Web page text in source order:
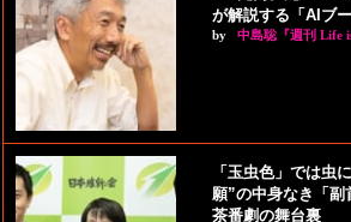
が解説する「AIブ
by 中島聡『週刊 Life
「玉虫色」では虫
願”の中身なき「副
茶番劇の舞台裏